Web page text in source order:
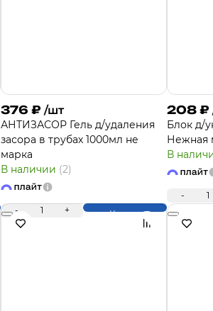
376 ₽ /шт
АНТИЗАСОР Гель д/удаления
засора в трубах 1000мл не
марка
В наличии (2)
- 1 + Купить
208 ₽
Блок д/
Нежная
В
- 1